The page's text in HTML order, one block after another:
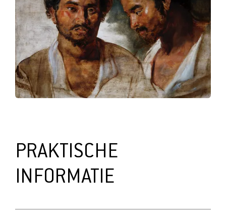
PRAKTISCHE
INFORMATIE